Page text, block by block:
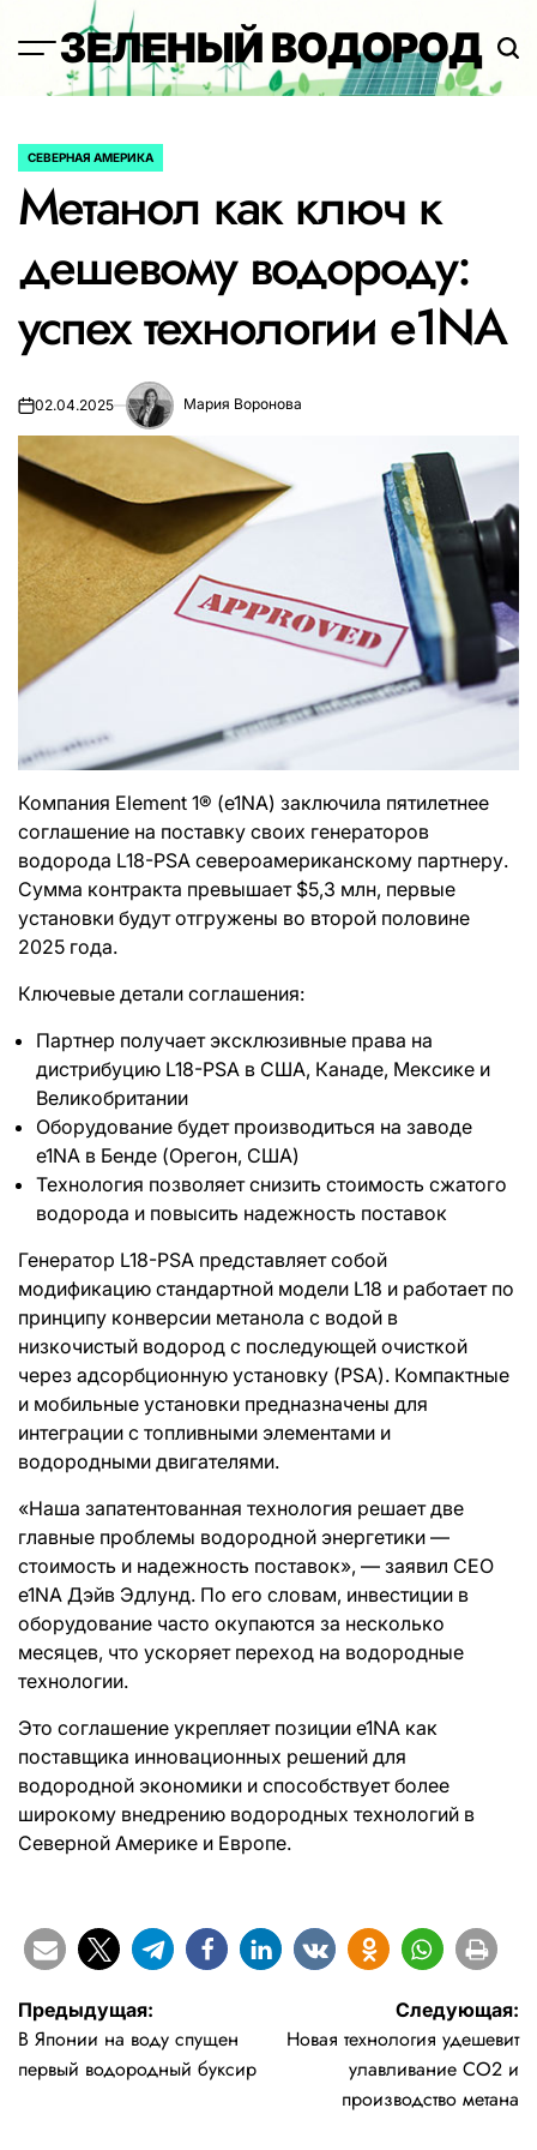
содержимому
ЗЕЛЕНЫЙ ВОДОРОД
ОПУБЛИКОВАНО
СЕВЕРНАЯ АМЕРИКА
Метанол как ключ к
дешевому водороду:
успех технологии e1NA
02.04.2025 Мария Воронова
Компания Element 1® (e1NA) заключила пятилетнее
соглашение на поставку своих генераторов
водорода L18-PSA североамериканскому партнеру.
Сумма контракта превышает $5,3 млн, первые
установки будут отгружены во второй половине
2025 года.
Ключевые детали соглашения:
Партнер получает эксклюзивные права на
дистрибуцию L18-PSA в США, Канаде, Мексике и
Великобритании
Оборудование будет производиться на заводе
e1NA в Бенде (Орегон, США)
Технология позволяет снизить стоимость сжатого
водорода и повысить надежность поставок
Генератор L18-PSA представляет собой
модификацию стандартной модели L18 и работает по
принципу конверсии метанола с водой в
низкочистый водород с последующей очисткой
через адсорбционную установку (PSA). Компактные
и мобильные установки предназначены для
интеграции с топливными элементами и
водородными двигателями.
«Наша запатентованная технология решает две
главные проблемы водородной энергетики —
стоимость и надежность поставок», — заявил CEO
e1NA Дэйв Эдлунд. По его словам, инвестиции в
оборудование часто окупаются за несколько
месяцев, что ускоряет переход на водородные
технологии.
Это соглашение укрепляет позиции e1NA как
поставщика инновационных решений для
водородной экономики и способствует более
широкому внедрению водородных технологий в
Северной Америке и Европе.
Навигация
по
Предыдущая:
В Японии на воду спущен
первый водородный буксир
Следующая:
Новая технология удешевит
улавливание CO2 и
производство метана